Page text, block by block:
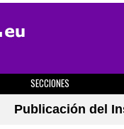
SECCIONES
Publicación del